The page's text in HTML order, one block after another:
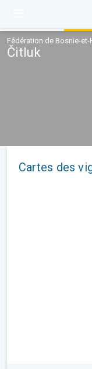
Fédération de Bosnie-
Čitluk
Cartes des